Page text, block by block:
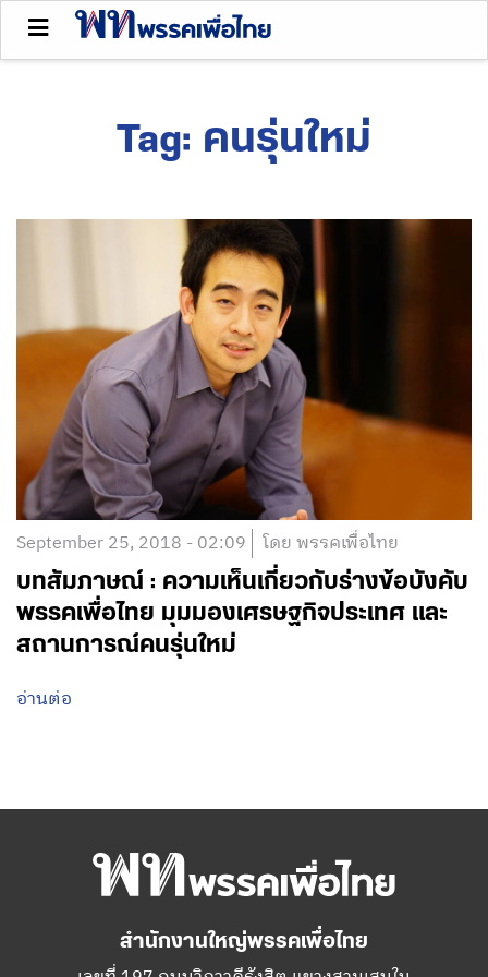
Tag: คนรุ่นใหม่
September 25, 2018 - 02:09 โดย พรรคเพื่อไทย
บทสัมภาษณ์ : ความเห็นเกี่ยวกับร่างข้อบังคับ
พรรคเพื่อไทย มุมมองเศรษฐกิจประเทศ และ
สถานการณ์คนรุ่นใหม่
อ่านต่อ
สำนักงานใหญ่พรรคเพื่อไทย